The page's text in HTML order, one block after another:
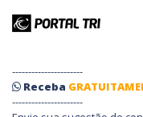
----------------------
Receba
----------------------